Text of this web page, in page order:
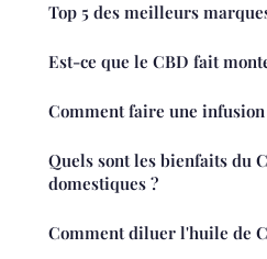
Top 5 des meilleurs
Est-ce que le CBD fait
Comment faire une
Quels sont les bienfaits du
domestiques ?
Comment diluer l'huile de